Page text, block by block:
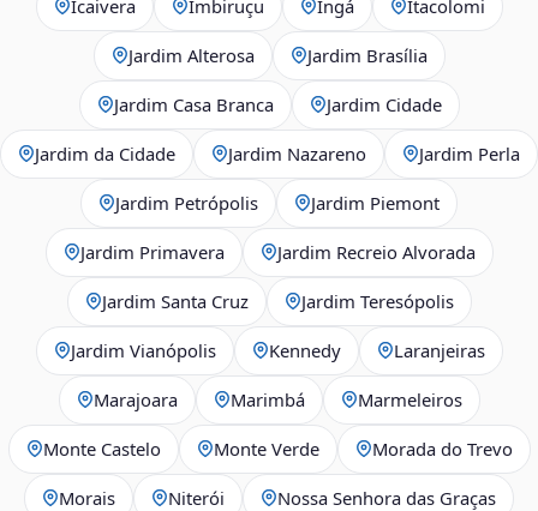
Icaivera Imbiruçu Ingá Itacolomi
Jardim Alterosa Jardim Brasília
Jardim Casa Branca Jardim Cidade
Jardim da Cidade Jardim Nazareno Jardim Perla
Jardim Petrópolis Jardim Piemont
Jardim Primavera Jardim Recreio Alvorada
Jardim Santa Cruz Jardim Teresópolis
Jardim Vianópolis Kennedy Laranjeiras
Marajoara Marimbá Marmeleiros
Monte Castelo Monte Verde Morada do Trevo
Morais Niterói Nossa Senhora das Graças